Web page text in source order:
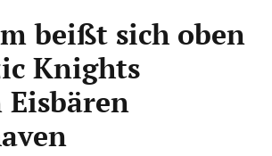
beißt sich oben
Knights
Eisbären